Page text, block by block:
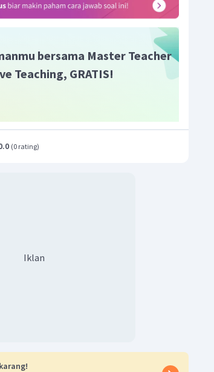
bersama Master Teacher
Teaching, GRATIS!
(0 rating)
Iklan